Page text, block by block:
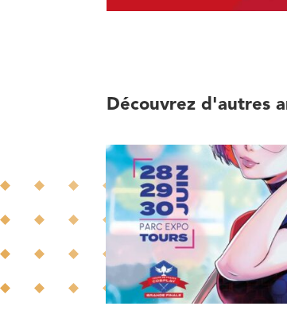
Découvrez d'autres